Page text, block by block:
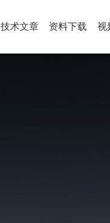
技术文章 资料下载 视